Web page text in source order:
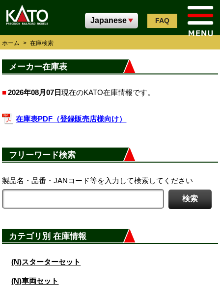
FAQ
ホーム > 在庫検索
メーカー在庫表
2026年08月07日現在のKATO在庫情報です。
在庫表PDF（登録販売店様向け）
フリーワード検索
製品名・品番・JANコード等を入力して検索してください
カテゴリ別 在庫情報
(N)スターターセット
(N)車両セット